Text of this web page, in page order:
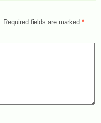
Required fields are marked *